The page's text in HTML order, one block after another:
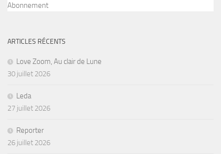
Abonnement
ARTICLES RÉCENTS
Love Zoom, Au clair de Lune
30 juillet 2026
Leda
27 juillet 2026
Reporter
26 juillet 2026